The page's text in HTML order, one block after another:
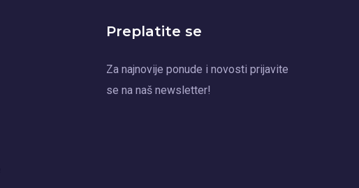
Preplatite se
Za najnovije ponude i novosti prijavite
se na naš newsletter!